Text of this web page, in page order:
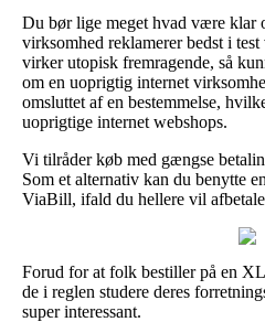
Du bør lige meget hvad være klar
virksomhed reklamerer bedst i
virker utopisk fremragende, så
om en uoprigtig internet
omsluttet af en bestemmelse,
uoprigtige internet webshops.
Vi tilråder køb med gængse
Som et alternativ kan du benytte
ViaBill, ifald du hellere vil
Forud for at folk bestiller på en
de i reglen studere deres
super interessant.